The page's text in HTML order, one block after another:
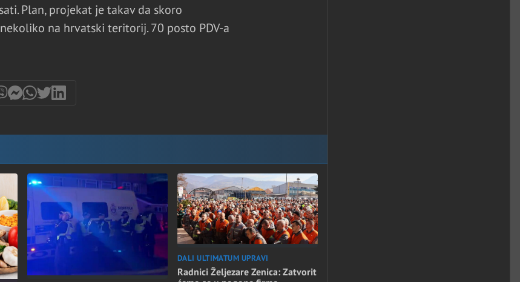
Plan, projekat je takav da skoro
na hrvatski teritorij. 70 posto PDV-a
DALI ULTIMATUM UPRAVI
Radnici Željezare Zenica: Zatvorit